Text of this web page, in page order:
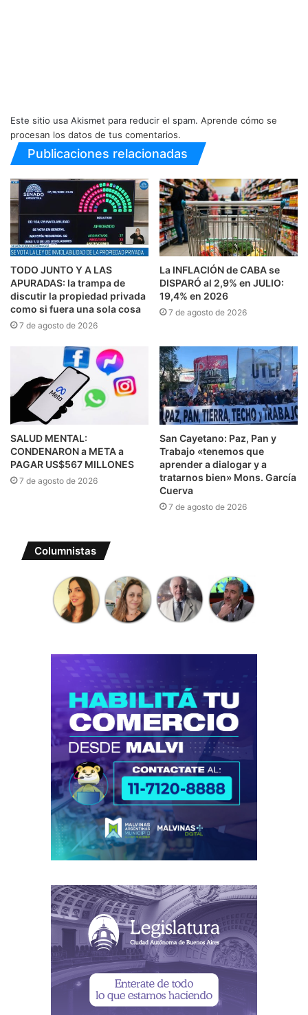
Este sitio usa Akismet para reducir el spam. Aprende cómo se
procesan los datos de tus comentarios.
Publicaciones relacionadas
TODO JUNTO Y A LAS
APURADAS: la trampa de
discutir la propiedad privada
como si fuera una sola cosa
7 de agosto de 2026
La INFLACIÓN de CABA se
DISPARÓ al 2,9% en JULIO:
19,4% en 2026
7 de agosto de 2026
SALUD MENTAL:
CONDENARON a META a
PAGAR US$567 MILLONES
7 de agosto de 2026
San Cayetano: Paz, Pan y
Trabajo «tenemos que
aprender a dialogar y a
tratarnos bien» Mons. García
Cuerva
7 de agosto de 2026
Columnistas